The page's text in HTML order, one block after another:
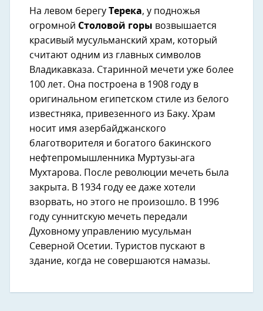
На левом берегу Терека, у подножья
огромной Столовой горы возвышается
красивый мусульманский храм, который
считают одним из главных символов
Владикавказа. Старинной мечети уже более
100 лет. Она построена в 1908 году в
оригинальном египетском стиле из белого
известняка, привезенного из Баку. Храм
носит имя азербайджанского
благотворителя и богатого бакинского
нефтепромышленника Муртузы-ага
Мухтарова. После революции мечеть была
закрыта. В 1934 году ее даже хотели
взорвать, но этого не произошло. В 1996
году суннитскую мечеть передали
Духовному управлению мусульман
Северной Осетии. Туристов пускают в
здание, когда не совершаются намазы.